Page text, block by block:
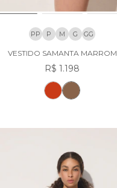
PP P M G GG
VESTIDO SAMANTA MARROM
R$ 1.198